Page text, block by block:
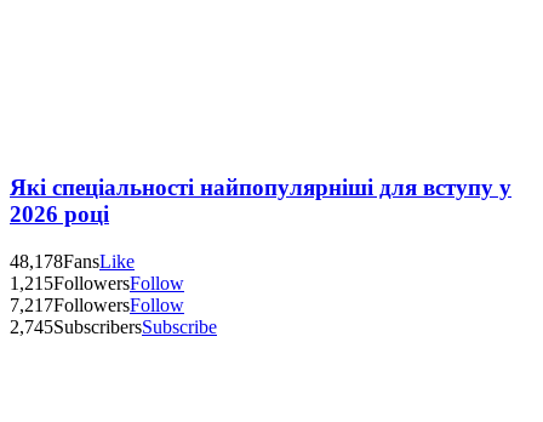
Які спеціальності найпопулярніші для вступу у
2026 році
48,178FansLike
1,215FollowersFollow
7,217FollowersFollow
2,745SubscribersSubscribe